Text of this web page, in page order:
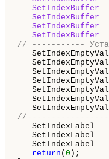
SetIndexBuffer
SetIndexBuffer
SetIndexBuffer
SetIndexBuffer
// -----------
//------------------
SetIndexLabel
SetIndexLabel
SetIndexLabel
return ( 0 );